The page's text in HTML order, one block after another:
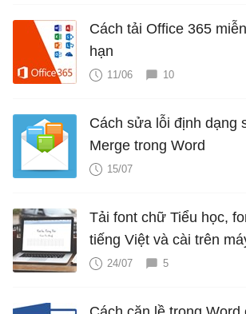
Cách tải Office 365
hạn
11/06 10
Cách sửa lỗi định dạng
Merge trong Word
15/07
Tải font chữ Tiểu học,
tiếng Việt và cài trên
24/07 5